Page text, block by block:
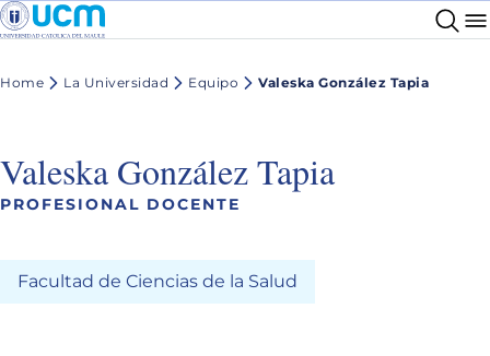
Home La Universidad Equipo Valeska González Tapia
Valeska González Tapia
PROFESIONAL DOCENTE
Facultad de Ciencias de la Salud